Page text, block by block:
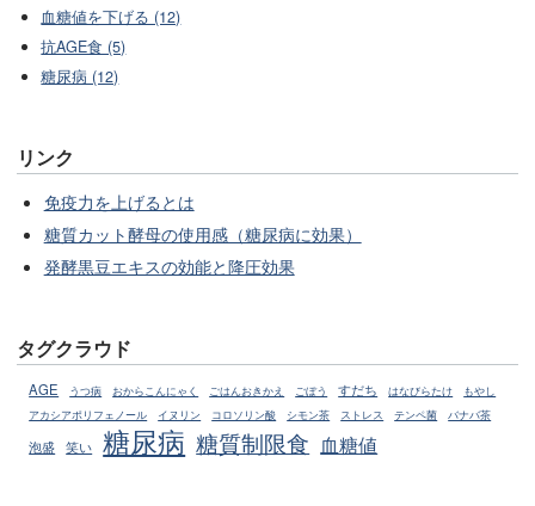
血糖値を下げる (12)
抗AGE食 (5)
糖尿病 (12)
リンク
免疫力を上げるとは
糖質カット酵母の使用感（糖尿病に効果）
発酵黒豆エキスの効能と降圧効果
タグクラウド
AGE うつ病 おからこんにゃく ごはんおきかえ ごぼう すだち はなびらたけ
もやし
アカシアポリフェノール
イヌリン コロソリン酸 シモン茶 ストレス テンペ菌 バナバ茶
泡盛 笑い 糖尿病 糖質制限食 血糖値